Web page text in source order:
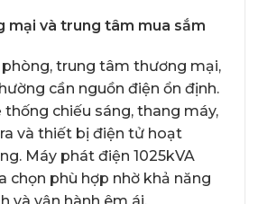
mại và trung tâm mua sắm
phòng, trung tâm thương mại,
cần nguồn điện ổn định.
chiếu sáng, thang máy,
và thiết bị điện tử hoạt
Máy phát điện 1025kVA
chọn phù hợp nhờ khả năng